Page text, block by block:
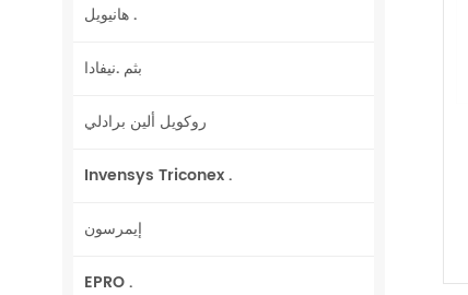
هانيويل .
بثم .نيفادا
روكويل ألين برادلي
Invensys Triconex .
إيمرسون
EPRO .